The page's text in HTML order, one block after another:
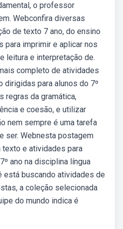
o professor
Webconfira diversas
de texto 7 ano, do ensino
para imprimir e aplicar nos
leitura e interpretação de.
completo de atividades
dirigidas para alunos do 7º
regras da gramática,
e coesão, e utilizar
nem sempre é uma tarefa
ser. Webnesta postagem
e atividades para
ano na disciplina língua
está buscando atividades de
a coleção selecionada
do mundo indica é